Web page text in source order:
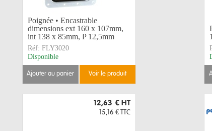
Poignée • Encastrable
dimensions ext 160 x 107mm,
int 138 x 85mm, P 12,5mm
Réf: FLY3020
Disponible
ajouter au panier voir le produit
12,63 € HT
15,16 € TTC